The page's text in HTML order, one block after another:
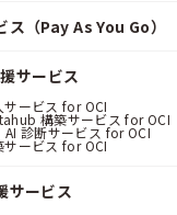
（Pay As You Go）
サービス
サービス for OCI
構築サービス for OCI
AI 診断サービス for OCI
サービス for OCI
サービス